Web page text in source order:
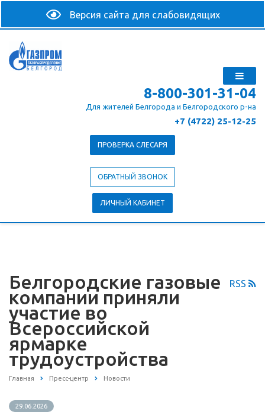
8-800-301-31-04
Для жителей Белгорода и Белгородского р-на
+7 (4722) 25-12-25
ПРОВЕРКА СЛЕСАРЯ
ОБРАТНЫЙ ЗВОНОК
ЛИЧНЫЙ КАБИНЕТ
RSS
Белгородские газовые
компании приняли
участие во
Всероссийской
ярмарке
трудоустройства
Главная Пресс-центр Новости
29.06.2026